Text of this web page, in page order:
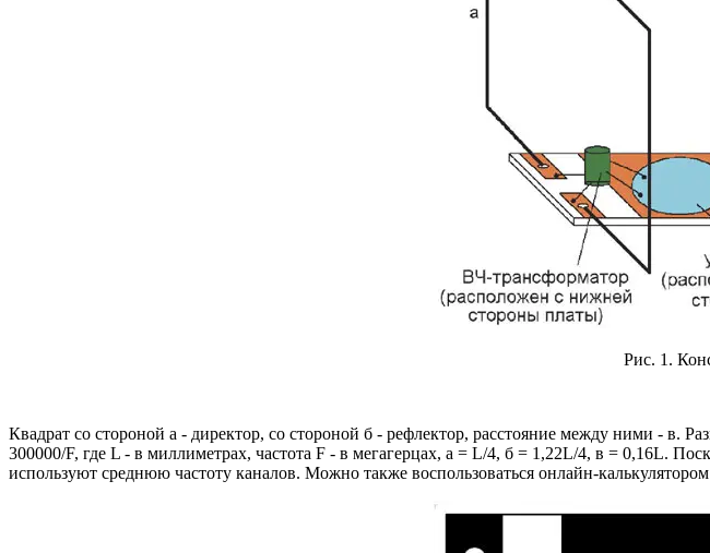
Рис. 1.
Квадрат со стороной а - директор, со стороной б - рефлектор, расстояние между ними -
300000/F, где L - в миллиметрах, частота F - в мегагерцах, а = L/4, б = 1,22L/4, в = 0,16L.
используют среднюю частоту каналов. Можно также воспользоваться онлайн-